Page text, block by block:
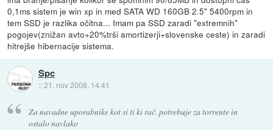
0,1ms sistem je win xp in med SATA WD 160GB 2.5" 5400rpm in
tem SSD je razlika očitna... Imam pa SSD zaradi "extremnih"
pogojev(znižan avto+20%trši amortizerji+slovenske ceste) in zaradi
hitrejše hibernacije sistema.
Spc
::21. nov 2008, 14:41
Za navadne uporabnike kot si ti ki rač. potrebuje za torrente in
ostalo navlako